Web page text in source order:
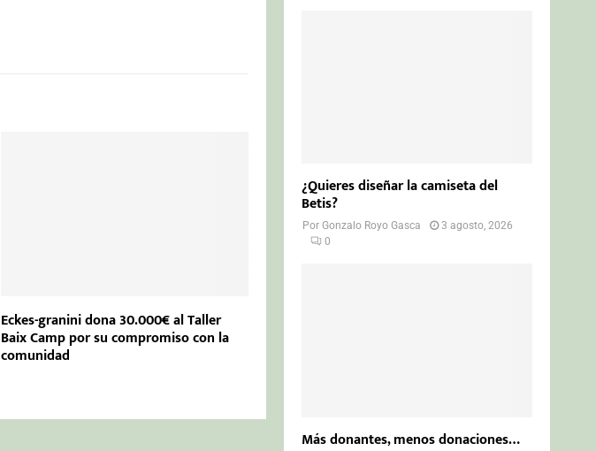
Eckes-granini dona 30.000€ al Taller
Baix Camp por su compromiso con la
comunidad
¿Quieres diseñar la camiseta del
Betis?
PorGonzalo Royo Gasca
3 agosto, 2026
0
Más donantes, menos donaciones…